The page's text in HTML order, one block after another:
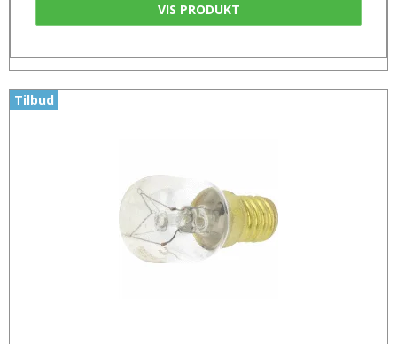
VIS PRODUKT
Tilbud